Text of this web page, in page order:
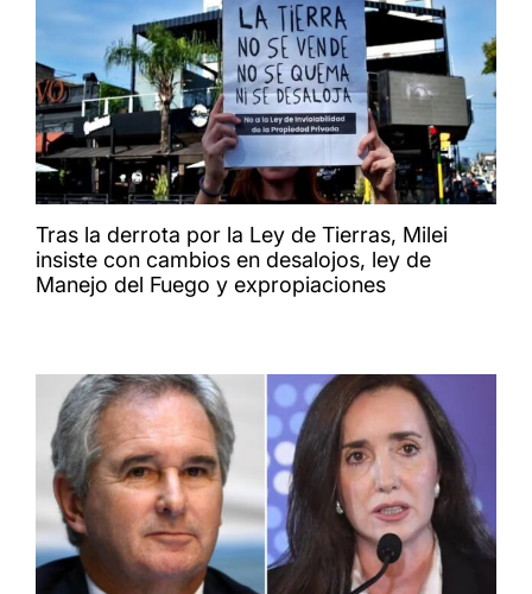
Tras la derrota por la Ley de Tierras, Milei
insiste con cambios en desalojos, ley de
Manejo del Fuego y expropiaciones